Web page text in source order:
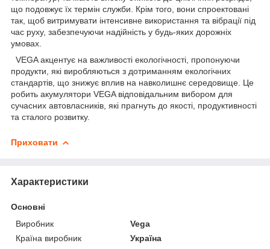
що подовжує їх термін служби. Крім того, вони спроектовані
так, щоб витримувати інтенсивне використання та вібрації під
час руху, забезпечуючи надійність у будь-яких дорожніх
умовах.
VEGA акцентує на важливості екологічності, пропонуючи
продукти, які виробляються з дотриманням екологічних
стандартів, що знижує вплив на навколишнє середовище. Це
робить акумулятори VEGA відповідальним вибором для
сучасних автовласників, які прагнуть до якості, продуктивності
та сталого розвитку.
Приховати
Характеристики
Основні
Виробник
Vega
Країна виробник
Україна